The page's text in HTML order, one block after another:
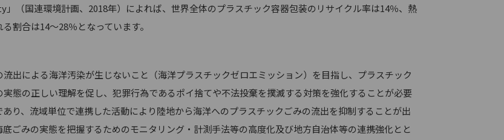
国連環境計画、2018年）によれば、世界全体のプラスチック容器包装のリサイクル率は14％、熱
割合は14～28％となっています。
出による海洋汚染が生じないこと（海洋プラスチックゼロエミッション）を目指し、プラスチック
態の正しい理解を促し、犯罪行為であるポイ捨てや不法投棄を撲滅する対策を強化することが必要
り、流域単位で連携した活動により陸地から海洋へのプラスチックごみの流出を抑制することが出
ごみの実態を把握するためのモニタリング・計測手法等の高度化及び地方自治体等の連携強化とと